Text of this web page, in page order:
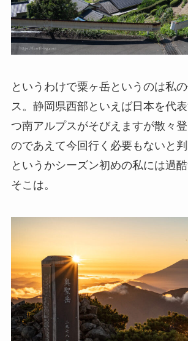
というわけで粟ヶ岳というのは私
ス。静岡県西部といえば日本を代
つ南アルプスがそびえますが散々
のであえて今回行く必要もないと判
というかシーズン初めの私には過
そこは。